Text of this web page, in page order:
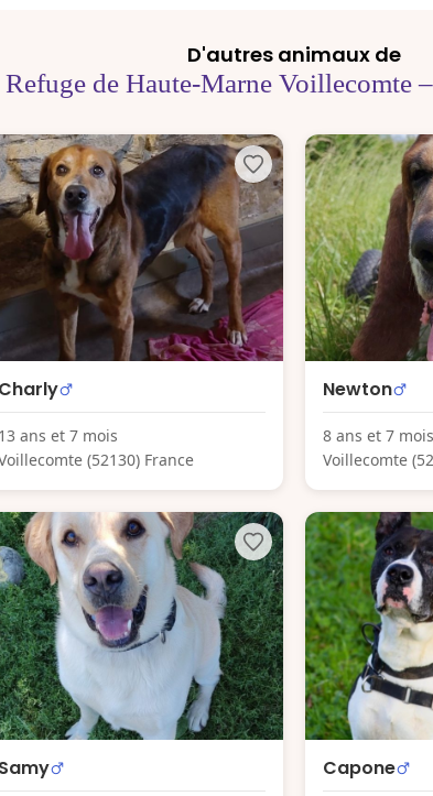
D'autres animaux de
Refuge de Haute-Marne Voillecomte
Charly
13 ans et 7 mois
(52130) France
Newton
8 ans et 7 mois
Voillecomte
Samy Capone